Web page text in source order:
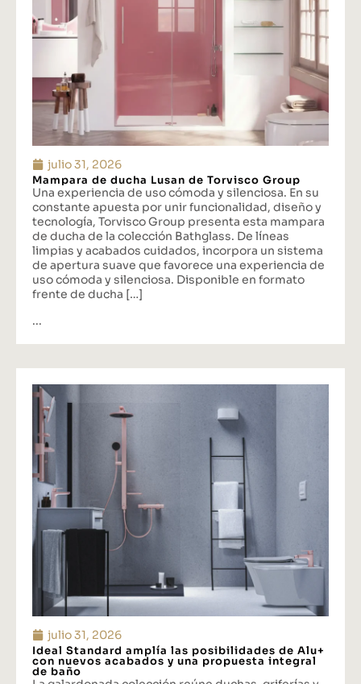
julio 31, 2026
Mampara de ducha Lusan de Torvisco Group
Una experiencia de uso cómoda y silenciosa. En su
constante apuesta por unir funcionalidad, diseño y
tecnología, Torvisco Group presenta esta mampara
de ducha de la colección Bathglass. De líneas
limpias y acabados cuidados, incorpora un sistema
de apertura suave que favorece una experiencia de
uso cómoda y silenciosa. Disponible en formato
frente de ducha […]
...
julio 31, 2026
Ideal Standard amplía las posibilidades de Alu+
con nuevos acabados y una propuesta integral
de baño